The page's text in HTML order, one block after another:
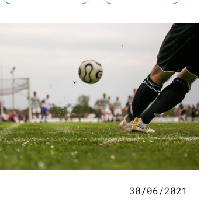
30/06/2021